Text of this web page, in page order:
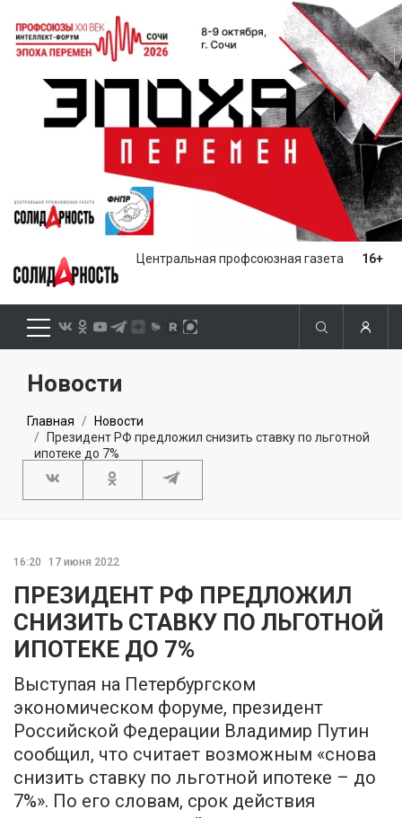
Центральная профсоюзная газета 16+
Новости
Главная
Новости
Президент РФ предложил снизить ставку по льготной
ипотеке до 7%
16:20 17 июня 2022
ПРЕЗИДЕНТ РФ ПРЕДЛОЖИЛ
СНИЗИТЬ СТАВКУ ПО ЛЬГОТНОЙ
ИПОТЕКЕ ДО 7%
Выступая на Петербургском
экономическом форуме, президент
Российской Федерации Владимир Путин
сообщил, что считает возможным «снова
снизить ставку по льготной ипотеке – до
7%». По его словам, срок действия